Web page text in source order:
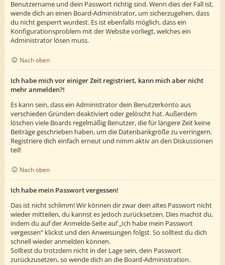
Benutzername und dein Passwort richtig sind. Wenn dies der Fall ist,
wende dich an einen Board-Administrator, um sicherzugehen, dass
du nicht gesperrt wurdest. Es ist ebenfalls möglich, dass ein
Konfigurationsproblem mit der Website vorliegt, welches ein
Administrator lösen muss.
Nach oben
Ich habe mich vor einiger Zeit registriert, kann mich aber nicht
mehr anmelden?!
Es kann sein, dass ein Administrator dein Benutzerkonto aus
verschieden Gründen deaktiviert oder gelöscht hat. Außerdem
löschen viele Boards regelmäßig Benutzer, die für längere Zeit keine
Beiträge geschrieben haben, um die Datenbankgröße zu verringern.
Registriere dich einfach erneut und nimm aktiv an den Diskussionen
teil!
Nach oben
Ich habe mein Passwort vergessen!
Das ist nicht schlimm! Wir können dir zwar dein altes Passwort nicht
wieder mitteilen, du kannst es jedoch zurücksetzen. Dies machst du,
indem du auf der Anmelde-Seite auf „Ich habe mein Passwort
vergessen“ klickst und den Anweisungen folgst. So solltest du dich
schnell wieder anmelden können.
Solltest du trotzdem nicht in der Lage sein, dein Passwort
zurückzusetzen, so wende dich an die Board-Administration.